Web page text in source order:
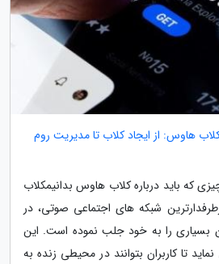
هاوس: از ایجاد کلاب تا مدیریت روم
باید درباره کلاب هاوس بدانیمکلاب
شبکه های اجتماعی صوتی، در
بسیاری را به خود جلب نموده است. این
تا کاربران بتوانند در محیطی زنده به